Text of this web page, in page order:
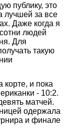
публику, это
лучшей за все
Даже когда я
людей
Для
такую
корте, и пока
- 10:2.
матчей.
одержала
и финале